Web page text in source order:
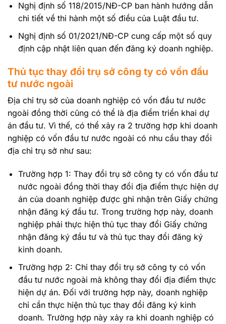
Nghị định số 118/2015/NĐ-CP ban hành hướng dẫn
chi tiết về thi hành một số điều của Luật đầu tư.
Nghị định số 01/2021/NĐ-CP cung cấp một số quy
định cập nhật liên quan đến đăng ký doanh nghiệp.
Thủ tục thay đổi trụ sở công ty có vốn đầu
tư nước ngoài
Địa chỉ trụ sở của doanh nghiệp có vốn đầu tư nước
ngoài đồng thời cũng có thể là địa điểm triển khai dự
án đầu tư. Vì thế, có thể xảy ra 2 trường hợp khi doanh
nghiệp có vốn đầu tư nước ngoài có nhu cầu thay đổi
địa chỉ trụ sở như sau:
Trường hợp 1: Thay đổi trụ sở công ty có vốn đầu tư
nước ngoài đồng thời thay đổi địa điểm thực hiện dự
án của doanh nghiệp được ghi nhận trên Giấy chứng
nhận đăng ký đầu tư. Trong trường hợp này, doanh
nghiệp phải thực hiện thủ tục thay đổi Giấy chứng
nhận đăng ký đầu tư và thủ tục thay đổi đăng ký
kinh doanh.
Trường hợp 2: Chỉ thay đổi trụ sở công ty có vốn
đầu tư nước ngoài mà không thay đổi địa điểm thực
hiện dự án. Đối với trường hợp này, doanh nghiệp
chỉ cần thực hiện thủ tục thay đổi đăng ký kinh
doanh. Trường hợp này xảy ra khi doanh nghiệp có